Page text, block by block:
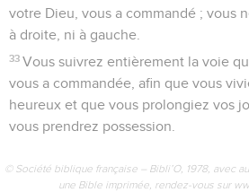
votre Dieu, vous a commandé ; vous
à droite, ni à gauche.
33 Vous suivrez entièrement la voie
vous a commandée, afin que vous
heureux et que vous prolongiez vos
vous prendrez possession.
© Société biblique française – Bibli’O, 1978, avec
une Bible imprimée, rendez-vous sur